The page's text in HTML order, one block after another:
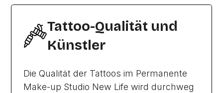
Tattoo-Qualität und
Künstler
Die Qualität der Tattoos im Permanente
Make-up Studio New Life wird durchweg